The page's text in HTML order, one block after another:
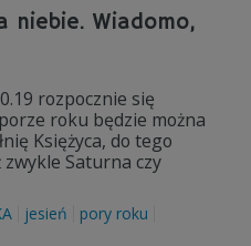
niebie. Wiadomo,
rozpocznie się
roku będzie można
Księżyca, do tego
Saturna czy
jesień
pory roku